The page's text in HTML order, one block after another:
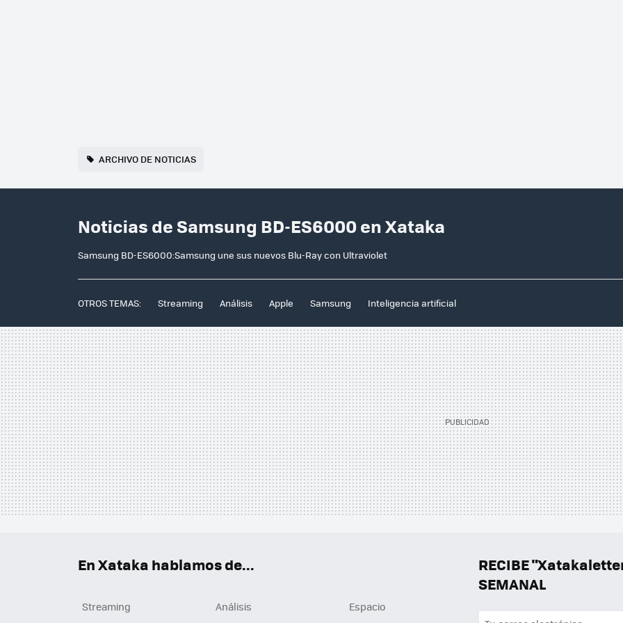
ARCHIVO DE NOTICIAS
Noticias de Samsung BD-ES6000 en Xataka
Samsung BD-ES6000:Samsung une sus nuevos Blu-Ray con Ultraviolet
OTROS TEMAS: Streaming Análisis Apple Samsung Inteligencia artificial
RECIBE
SEMANAL
En Xataka hablamos de...
Streaming Análisis Espacio